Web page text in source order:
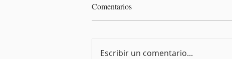
Comentarios
Escribir un comentario...